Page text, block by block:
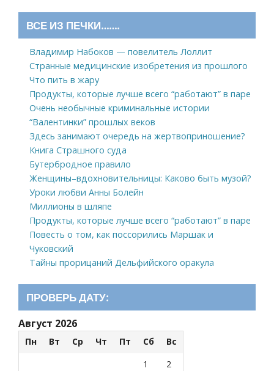
ВСЕ ИЗ ПЕЧКИ…….
Владимир Набоков — повелитель Лоллит
Странные медицинские изобретения из прошлого
Что пить в жару
Продукты, которые лучше всего “работают” в паре
Очень необычные криминальные истории
“Валентинки” прошлых веков
Здесь занимают очередь на жертвоприношение?
Книга Страшного суда
Бутербродное правило
Женщины–вдохновительницы: Каково быть музой?
Уроки любви Анны Болейн
Миллионы в шляпе
Продукты, которые лучше всего “работают” в паре
Повесть о том, как поссорились Маршак и
Чуковский
Тайны прорицаний Дельфийского оракула
ПРОВЕРЬ ДАТУ:
Август 2026
Пн Вт Ср Чт Пт Сб
Вс
1
2